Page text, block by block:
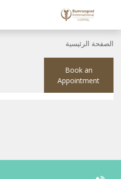
الصفحة الرئيسية
Book an
Appointment